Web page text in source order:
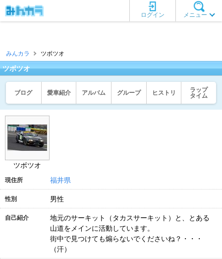
メニュー
ログイン
みんカラ ツボツオ
ツボツオ
ブログ 愛車紹介 アルバム グループ ヒストリ
ラップ
タイム
ツボツオ
現住所 福井県
性別 男性
自己紹介
地元のサーキット（タカスサーキット）と、とある
山道をメインに活動しています。
街中で見つけても煽らないでくださいね？・・・
（汗）